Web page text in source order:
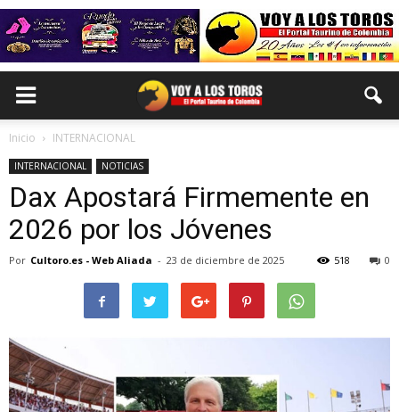
Inicio INTERNACIONAL
INTERNACIONAL NOTICIAS
Dax Apostará Firmemente en
2026 por los Jóvenes
Por Cultoro.es - Web Aliada - 23 de diciembre de 2025 0
518